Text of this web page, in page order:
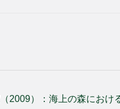
2009）：海上の森におけ